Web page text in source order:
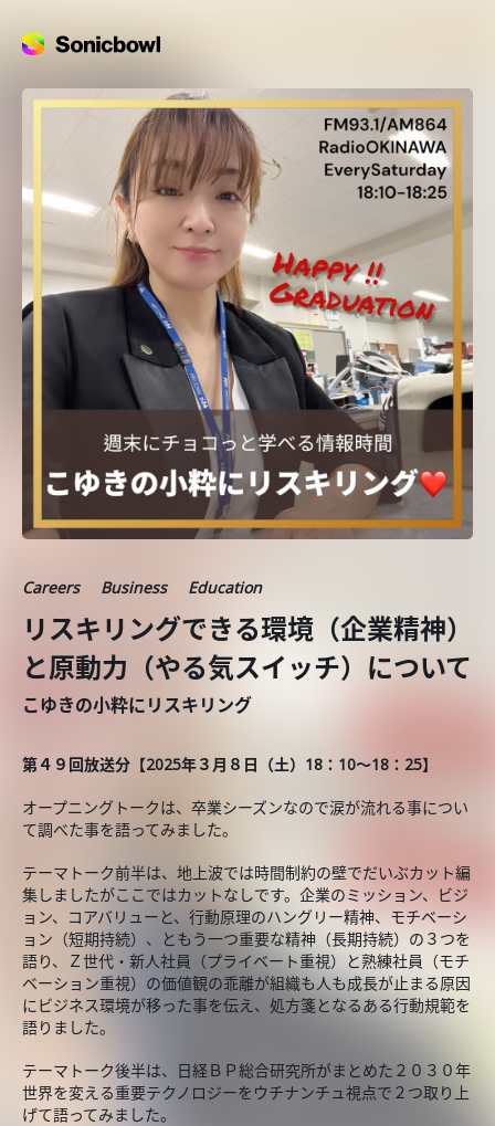
Careers Business Education
リスキリングできる環境（企業精神）
と原動力（やる気スイッチ）について
こゆきの小粋にリスキリング
第４９回放送分【2025年３月８日（土）18：10～18：25】
オープニングトークは、卒業シーズンなので涙が流れる事につい
て調べた事を語ってみました。
テーマトーク前半は、地上波では時間制約の壁でだいぶカット編
集しましたがここではカットなしです。企業のミッション、ビジ
ョン、コアバリューと、行動原理のハングリー精神、モチベーシ
ョン（短期持続）、ともう一つ重要な精神（長期持続）の３つを
語り、Ｚ世代・新人社員（プライベート重視）と熟練社員（モチ
ベーション重視）の価値観の乖離が組織も人も成長が止まる原因
にビジネス環境が移った事を伝え、処方箋となるある行動規範を
語りました。
テーマトーク後半は、日経ＢＰ総合研究所がまとめた２０３０年
世界を変える重要テクノロジーをウチナンチュ視点で２つ取り上
げて語ってみました。